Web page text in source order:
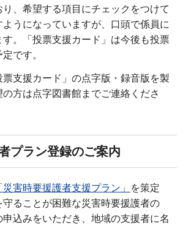
、希望する項目にチェックをつけて
うになっていますが、口頭で係員に
。「投票支援カード」は今後も投票
です。
支援カード」の点字版・録音版を製
方は点字図書館までご連絡くださ
プラン登録のご案内
災害時要援護者支援プラン」
を策定
守ることが困難な災害時要援護者の
込みをいただき、地域の支援者に名